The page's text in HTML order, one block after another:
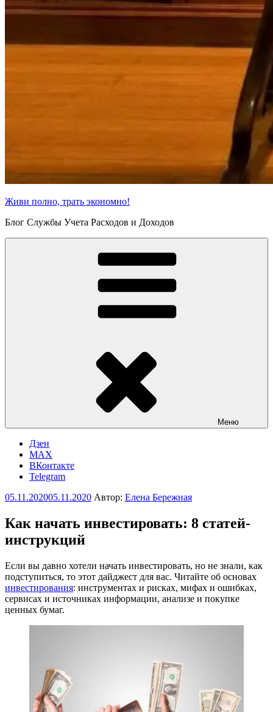
Живи полно, трать экономно!
Блог Службы Учета Расходов и Доходов
Меню
Дзен
MAX
ВКонтакте
Telegram
Опубликовано
05.11.202005.11.2020 Автор: Елена Бережная
Как начать инвестировать: 8 статей-
инструкций
Если вы давно хотели начать инвестировать, но не знали, как
подступиться, то этот дайджест для вас. Читайте об основах
инвестирования: инструментах и рисках, мифах и ошибках,
сервисах и источниках информации, анализе и покупке
ценных бумаг.